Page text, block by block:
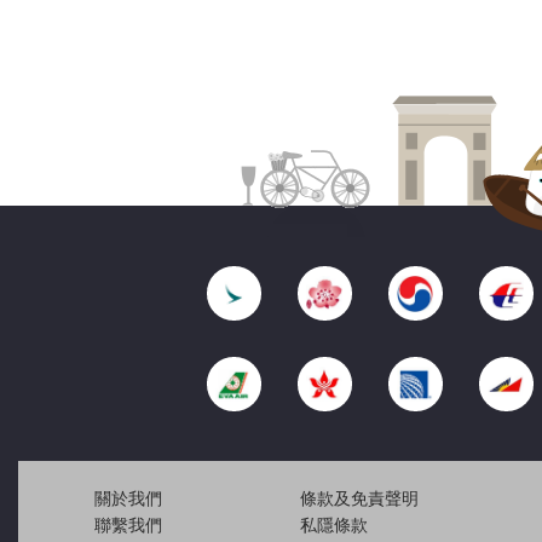
關於我們
聯繫我們
條款及免責聲明
私隱條款